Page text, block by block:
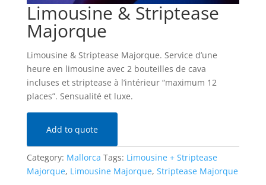
Limousine & Striptease
Majorque
Limousine & Striptease Majorque. Service d’une
heure en limousine avec 2 bouteilles de cava
incluses et striptease à l’intérieur “maximum 12
places”. Sensualité et luxe.
Add to quote
Category: Mallorca Tags: Limousine + Striptease
Majorque, Limousine Majorque, Striptease Majorque